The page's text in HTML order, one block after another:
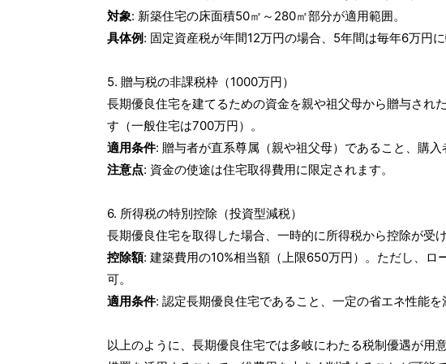
対象: 新築住宅の床面積50㎡～280㎡部分が適用範囲。
具体例: 固定資産税が年間12万円の場合、5年間は毎年6万円に
5. 贈与税の非課税枠（1000万円）
長期優良住宅を建てるための資金を親や祖父母から贈与され
す（一般住宅は700万円）。
適用条件: 贈与者が直系尊属（親や祖父母）であること、購入
注意点: 資金の使途は住宅取得費用に限定されます。
6. 所得税の特別控除（投資型減税）
長期優良住宅を取得した場合、一時的に所得税から控除が受け
控除額: 建築費用の10%相当額（上限650万円）。ただし、
可。
適用条件: 認定長期優良住宅であること、一定の省エネ性能を
以上のように、長期優良住宅では多岐にわたる税制優遇が用